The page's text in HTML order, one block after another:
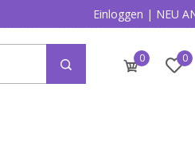
Einloggen | NEU
0 0